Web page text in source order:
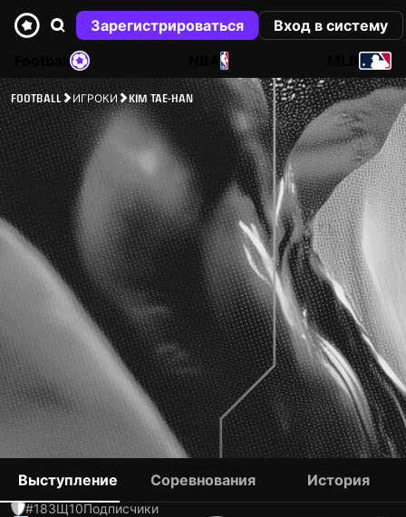
Зарегистрироваться
Вход в систему
NBA
FOOTBALL ИГРОКИ KIM TAE-HAN
KIM TAE-HAN
#18ЗЩ10Подписчики
Выступление Соревнования История